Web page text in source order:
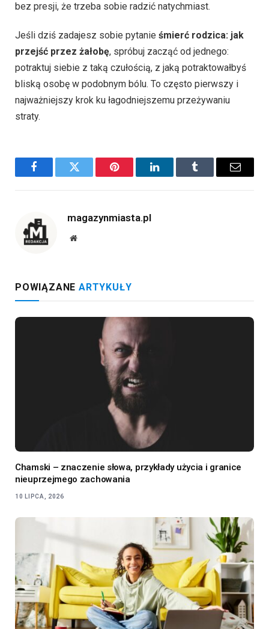
bez presji, że trzeba sobie radzić natychmiast.
Jeśli dziś zadajesz sobie pytanie śmierć rodzica: jak
przejść przez żałobę, spróbuj zacząć od jednego:
potraktuj siebie z taką czułością, z jaką potraktowałbyś
bliską osobę w podobnym bólu. To często pierwszy i
najważniejszy krok ku łagodniejszemu przeżywaniu
straty.
FacebookTwitter Pinterest LinkedInTumblr Email
magazynmiasta.pl
Website
POWIĄZANE ARTYKUŁY
Chamski – znaczenie słowa, przykłady użycia i granice
nieuprzejmego zachowania
10 LIPCA, 2026